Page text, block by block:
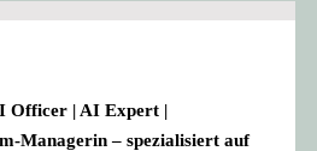
Officer | AI Expert |
Managerin – spezialisiert auf